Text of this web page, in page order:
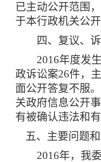
已主动公开范围
于本行政机关公开
四、复议、诉
2016年度发生
政诉讼案26件，
面公开答复不服
关政府信息公开
有被确认违法和
五、主要问题
2016年，我委